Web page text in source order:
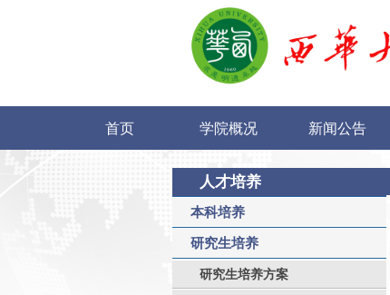
首页 学院概况 新闻公告
人才培养
本科培养
研究生培养
研究生培养方案